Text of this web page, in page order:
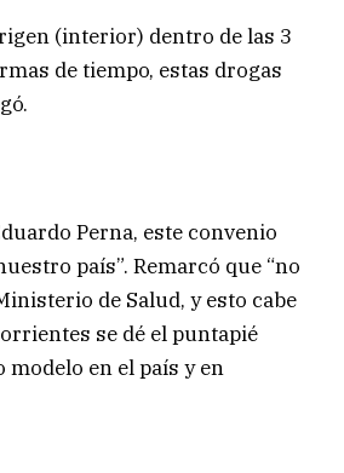
(interior) dentro de las 3
de tiempo, estas drogas
Perna, este convenio
país”. Remarcó que “no
de Salud, y esto cabe
se dé el puntapié
en el país y en